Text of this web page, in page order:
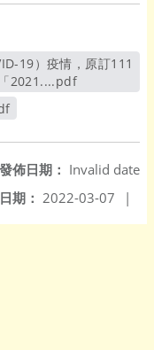
2021....pdf另開新視窗
發佈日期： Invalid date
期： 2022-03-07 |